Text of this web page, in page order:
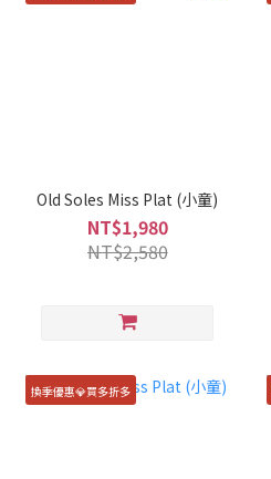
Old Soles Miss Plat (小童)
NT$1,980
NT$2,580
換季優惠💎買多折多